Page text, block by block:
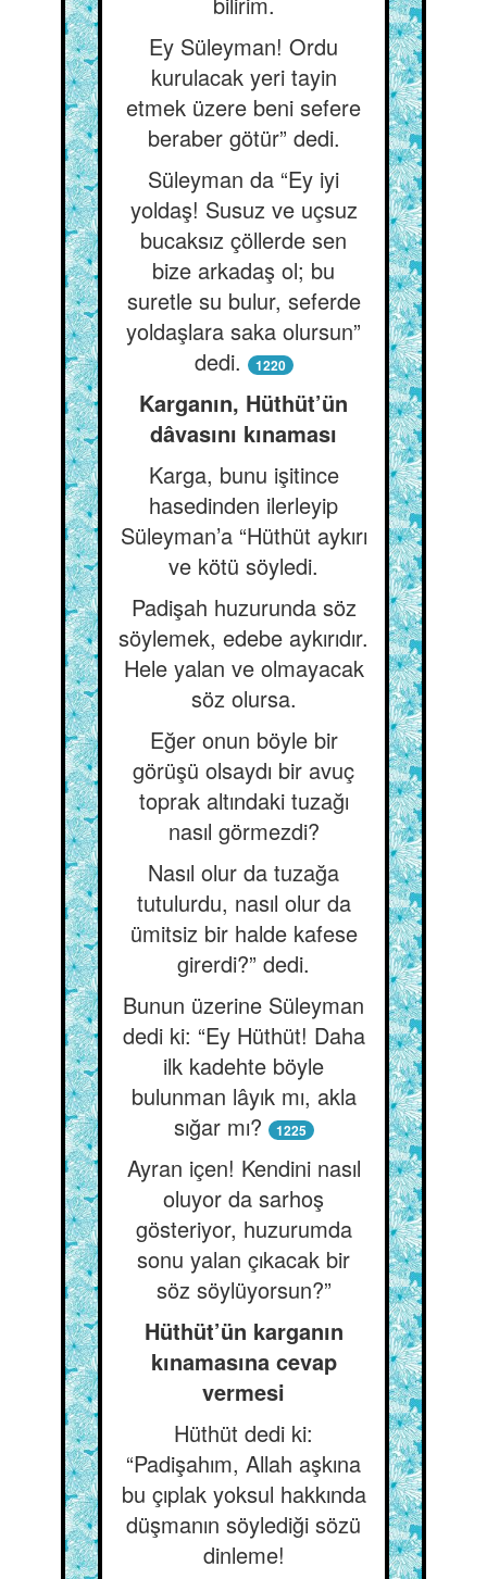
Ey Süleyman! Ordu
kurulacak yeri tayin
etmek üzere beni sefere
beraber götür” dedi.
Süleyman da “Ey iyi
yoldaş! Susuz ve uçsuz
bucaksız çöllerde sen
bize arkadaş ol; bu
suretle su bulur, seferde
yoldaşlara saka olursun”
dedi.
1220
Karganın, Hüthüt’ün
dâvasını kınaması
Karga, bunu işitince
hasedinden ilerleyip
Süleyman’a “Hüthüt aykırı
ve kötü söyledi.
Padişah huzurunda söz
söylemek, edebe aykırıdır.
Hele yalan ve olmayacak
söz olursa.
Eğer onun böyle bir
görüşü olsaydı bir avuç
toprak altındaki tuzağı
nasıl görmezdi?
Nasıl olur da tuzağa
tutulurdu, nasıl olur da
ümitsiz bir halde kafese
girerdi?” dedi.
Bunun üzerine Süleyman
dedi ki: “Ey Hüthüt! Daha
ilk kadehte böyle
bulunman lâyık mı, akla
sığar mı?
1225
Ayran içen! Kendini nasıl
oluyor da sarhoş
gösteriyor, huzurumda
sonu yalan çıkacak bir
söz söylüyorsun?”
Hüthüt’ün karganın
kınamasına cevap
vermesi
Hüthüt dedi ki:
“Padişahım, Allah aşkına
bu çıplak yoksul hakkında
düşmanın söylediği sözü
dinleme!